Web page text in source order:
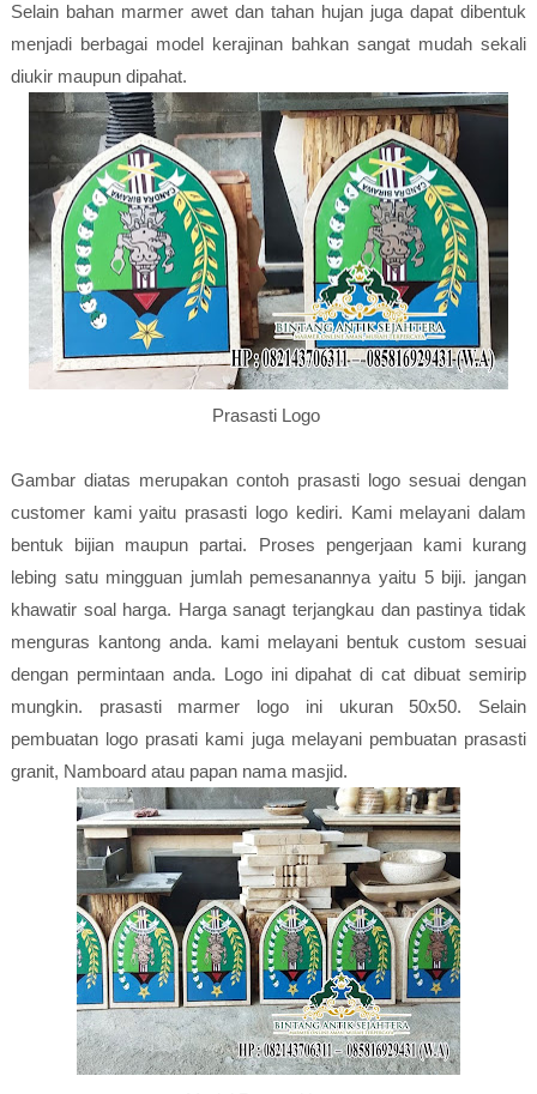
Selain bahan marmer awet dan tahan hujan juga dapat dibentuk
menjadi berbagai model kerajinan bahkan sangat mudah sekali
diukir maupun dipahat.
Prasasti Logo
Gambar diatas merupakan contoh prasasti logo sesuai dengan
customer kami yaitu prasasti logo kediri. Kami melayani dalam
bentuk bijian maupun partai. Proses pengerjaan kami kurang
lebing satu mingguan jumlah pemesanannya yaitu 5 biji. jangan
khawatir soal harga. Harga sanagt terjangkau dan pastinya tidak
menguras kantong anda. kami melayani bentuk custom sesuai
dengan permintaan anda. Logo ini dipahat di cat dibuat semirip
mungkin. prasasti marmer logo ini ukuran 50x50. Selain
pembuatan logo prasati kami juga melayani pembuatan prasasti
granit, Namboard atau papan nama masjid.